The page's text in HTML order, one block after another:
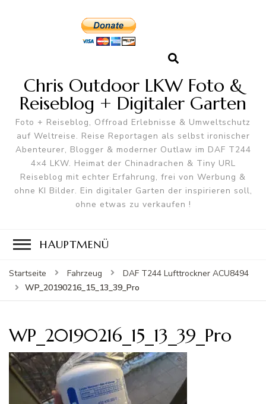
Chris Outdoor LKW Foto &
Reiseblog + Digitaler Garten
Foto + Reiseblog, Offroad Erlebnisse & Umweltschutz
auf Weltreise. Reise Reportagen als selbst ironischer
Abenteurer, Blogger & moderner Outlaw im DAF T244
4×4 LKW. Heimat der Chinadrachen & Tiny URL
Reiseblog mit echter Erfahrung, frei von Werbung &
ohne KI Bilder. Ein digitaler Garten der inspirieren soll,
ohne etwas zu verkaufen !
HAUPTMENÜ
Startseite Fahrzeug
DAF T244 Lufttrockner ACU8494
WP_20190216_15_13_39_Pro
WP_20190216_15_13_39_Pro